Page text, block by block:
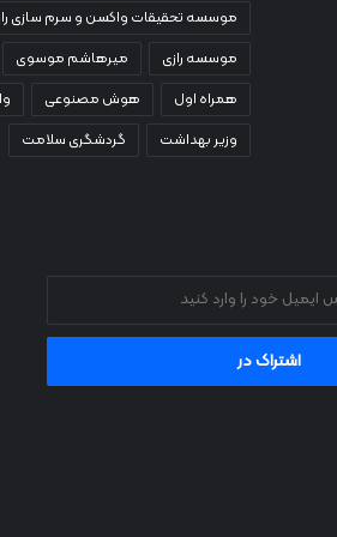
موسسه تحقیقات واکسن و سرم سازی
موسسه رازی
میرهاشم موسوی
همراه اول
هوش مصنوعی
وزیر بهداشت
گردشگری سلامت